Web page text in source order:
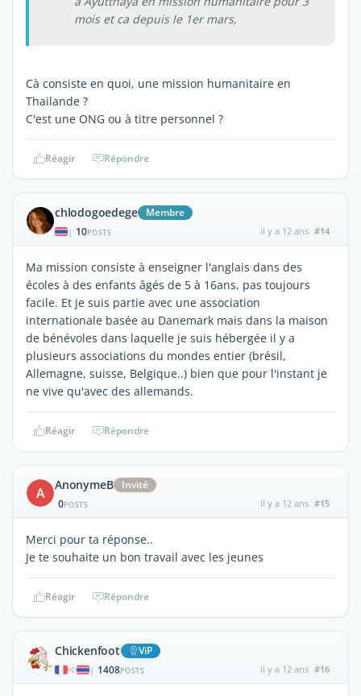
mois et ca depuis le 1er mars,
Cà consiste en quoi, une mission humanitaire en
Thailande ?
C'est une ONG ou à titre personnel ?
Réagir Répondre
chlodogoedege Membre
| 10POSTS il y a 12 ans #14
Ma mission consiste à enseigner l'anglais dans des
écoles à des enfants âgés de 5 à 16ans, pas toujours
facile. Et je suis partie avec une association
internationale basée au Danemark mais dans la maison
de bénévoles dans laquelle je suis hébergée il y a
plusieurs associations du mondes entier (brésil,
Allemagne, suisse, Belgique..) bien que pour l'instant je
ne vive qu'avec des allemands.
Réagir Répondre
A AnonymeB
Invité
0POSTS il y a 12 ans #15
Merci pour ta réponse..
Je te souhaite un bon travail avec les jeunes
Réagir Répondre
Chickenfoot ViP
| 1408POSTS il y a 12 ans #16